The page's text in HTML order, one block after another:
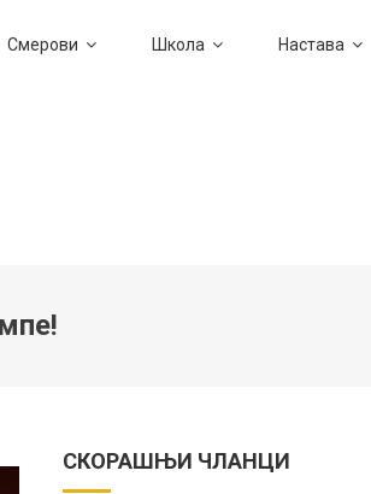
Смерови Школа Настава
СКОРАШЊИ ЧЛАНЦИ